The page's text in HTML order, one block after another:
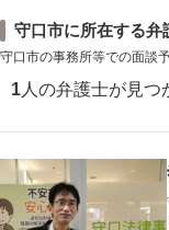
守口市に所在する弁
守口市の事務所等での面談
1 人の弁護士が見つ